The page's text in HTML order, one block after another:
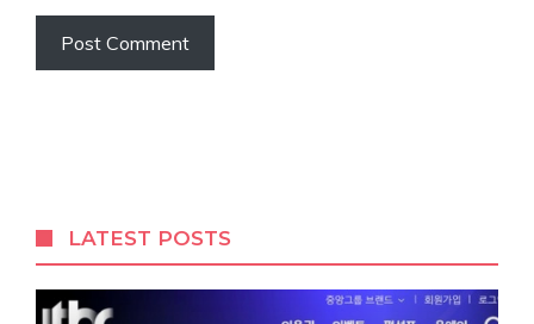
LATEST POSTS